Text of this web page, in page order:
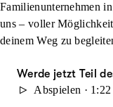
Familienunternehmen
uns – voller
deinem Weg zu
Werde jetzt Teil
Abspielen · 1:22